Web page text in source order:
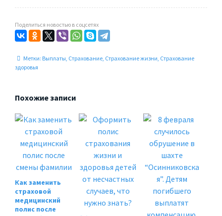
Поделиться новостью в соцсетях
Метки: Выплаты, Страхование, Страхование жизни, Страхование
здоровья
Похожие записи
Как заменить
страховой
медицинский
полис после